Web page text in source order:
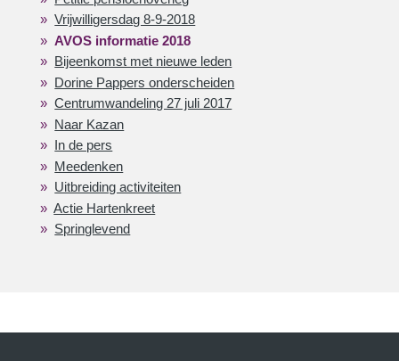
Vrijwilligersdag 8-9-2018
AVOS informatie 2018
Bijeenkomst met nieuwe leden
Dorine Pappers onderscheiden
Centrumwandeling 27 juli 2017
Naar Kazan
In de pers
Meedenken
Uitbreiding activiteiten
Actie Hartenkreet
Springlevend